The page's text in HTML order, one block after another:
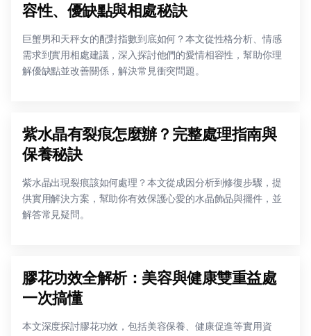
容性、優缺點與相處秘訣
巨蟹男和天秤女的配對指數到底如何？本文從性格分析、情感
需求到實用相處建議，深入探討他們的愛情相容性，幫助你理
解優缺點並改善關係，解決常見衝突問題。
紫水晶有裂痕怎麼辦？完整處理指南與
保養秘訣
紫水晶出現裂痕該如何處理？本文從成因分析到修復步驟，提
供實用解決方案，幫助你有效保護心愛的水晶飾品與擺件，並
解答常見疑問。
膠花功效全解析：美容與健康雙重益處
一次搞懂
本文深度探討膠花功效，包括美容保養、健康促進等實用資